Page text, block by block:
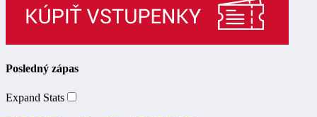
Posledný zápas
Expand Stats